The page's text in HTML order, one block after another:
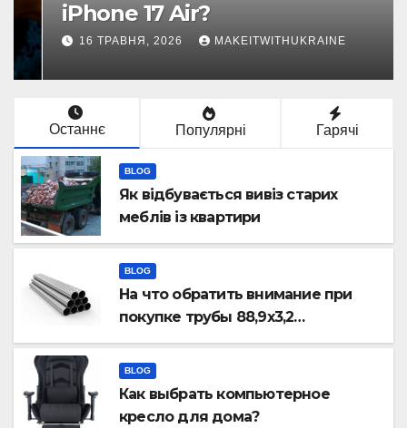
меблів із квартири
29 ЛИПНЯ, 2026 MAKEITWITHUKRAINE
Останнє Популярні Гарячі
BLOG
Як відбувається вивіз старих
меблів із квартири
BLOG
На что обратить внимание при
покупке трубы 88,9х3,2
бесшовной
BLOG
Как выбрать компьютерное
кресло для дома?